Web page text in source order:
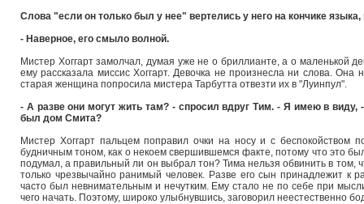
Слова "если он только был у нее" вертелись у него на кончике
- Наверное, его смыло волной.
Мистер Хоггарт замолчал, думая уже не о бриллианте, а о маленькой
ему рассказала миссис Хоггарт. Девочка не произнесла ни слова.
старая женщина попросила мистера Тарбутта отвезти их в "Луинпул".
- А разве они могут жить там? - спросил вдруг Тим. - Я имею в виду,
был дом Смита?
Мистер Хоггарт пальцем поправил очки на носу и с беспокойством
будничным тоном, как о некоем свершившемся факте, потому что это
подумал, а правильный ли он выбрал тон? Тима нельзя обвинить в том,
только чрезвычайно ранимый человек. Разве его сын принадлежит к
часто был невнимательным и нечутким. Ему стало не по себе при
чего начать. Поэтому, широко улыбнувшись, заговорил неестественно